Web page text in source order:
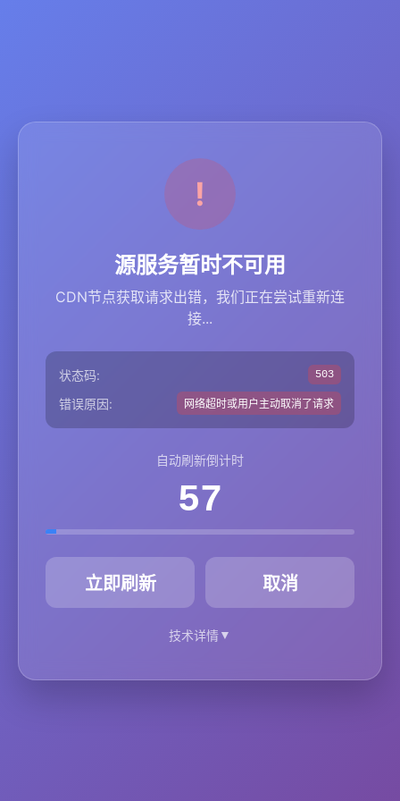
源服务暂时不可用
CDN节点获取请求出错，我们正在尝试重新连
接...
状态码: 503
错误原因: 网络超时或用户主动取消了请求
自动刷新倒计时
57
立即刷新 取消
技术详情▼